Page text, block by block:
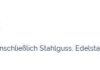
Stahlguss,